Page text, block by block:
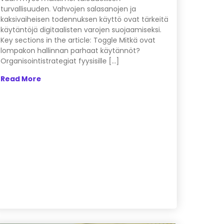
turvallisuuden. Vahvojen salasanojen ja
kaksivaiheisen todennuksen käyttö ovat tärkeitä
käytäntöjä digitaalisten varojen suojaamiseksi.
Key sections in the article: Toggle Mitkä ovat
lompakon hallinnan parhaat käytännöt?
Organisointistrategiat fyysisille […]
Read More